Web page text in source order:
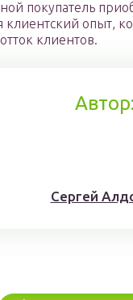
покупатель
клиентский опыт,
клиентов.
Автор:
Сергей